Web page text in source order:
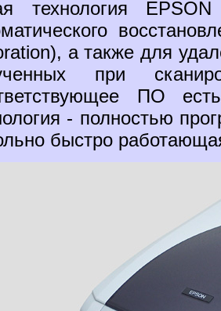
технология
а также для
при
ПО
- полностью
быстро